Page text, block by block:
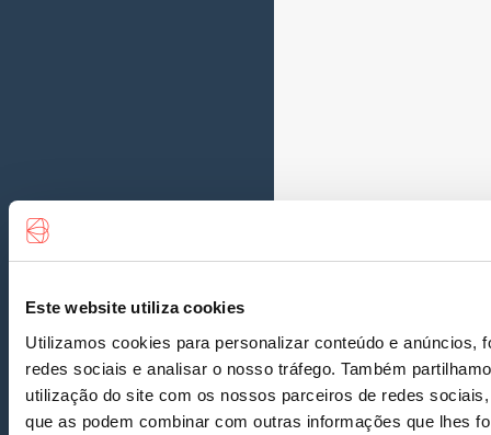
Este website utiliza cookies
Utilizamos cookies para personalizar conteúdo e anúncios,
redes sociais e analisar o nosso tráfego. Também
utilização do site com os nossos parceiros de redes
que as podem combinar com outras informações que lhes